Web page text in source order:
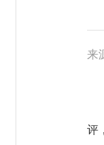
来
2
评